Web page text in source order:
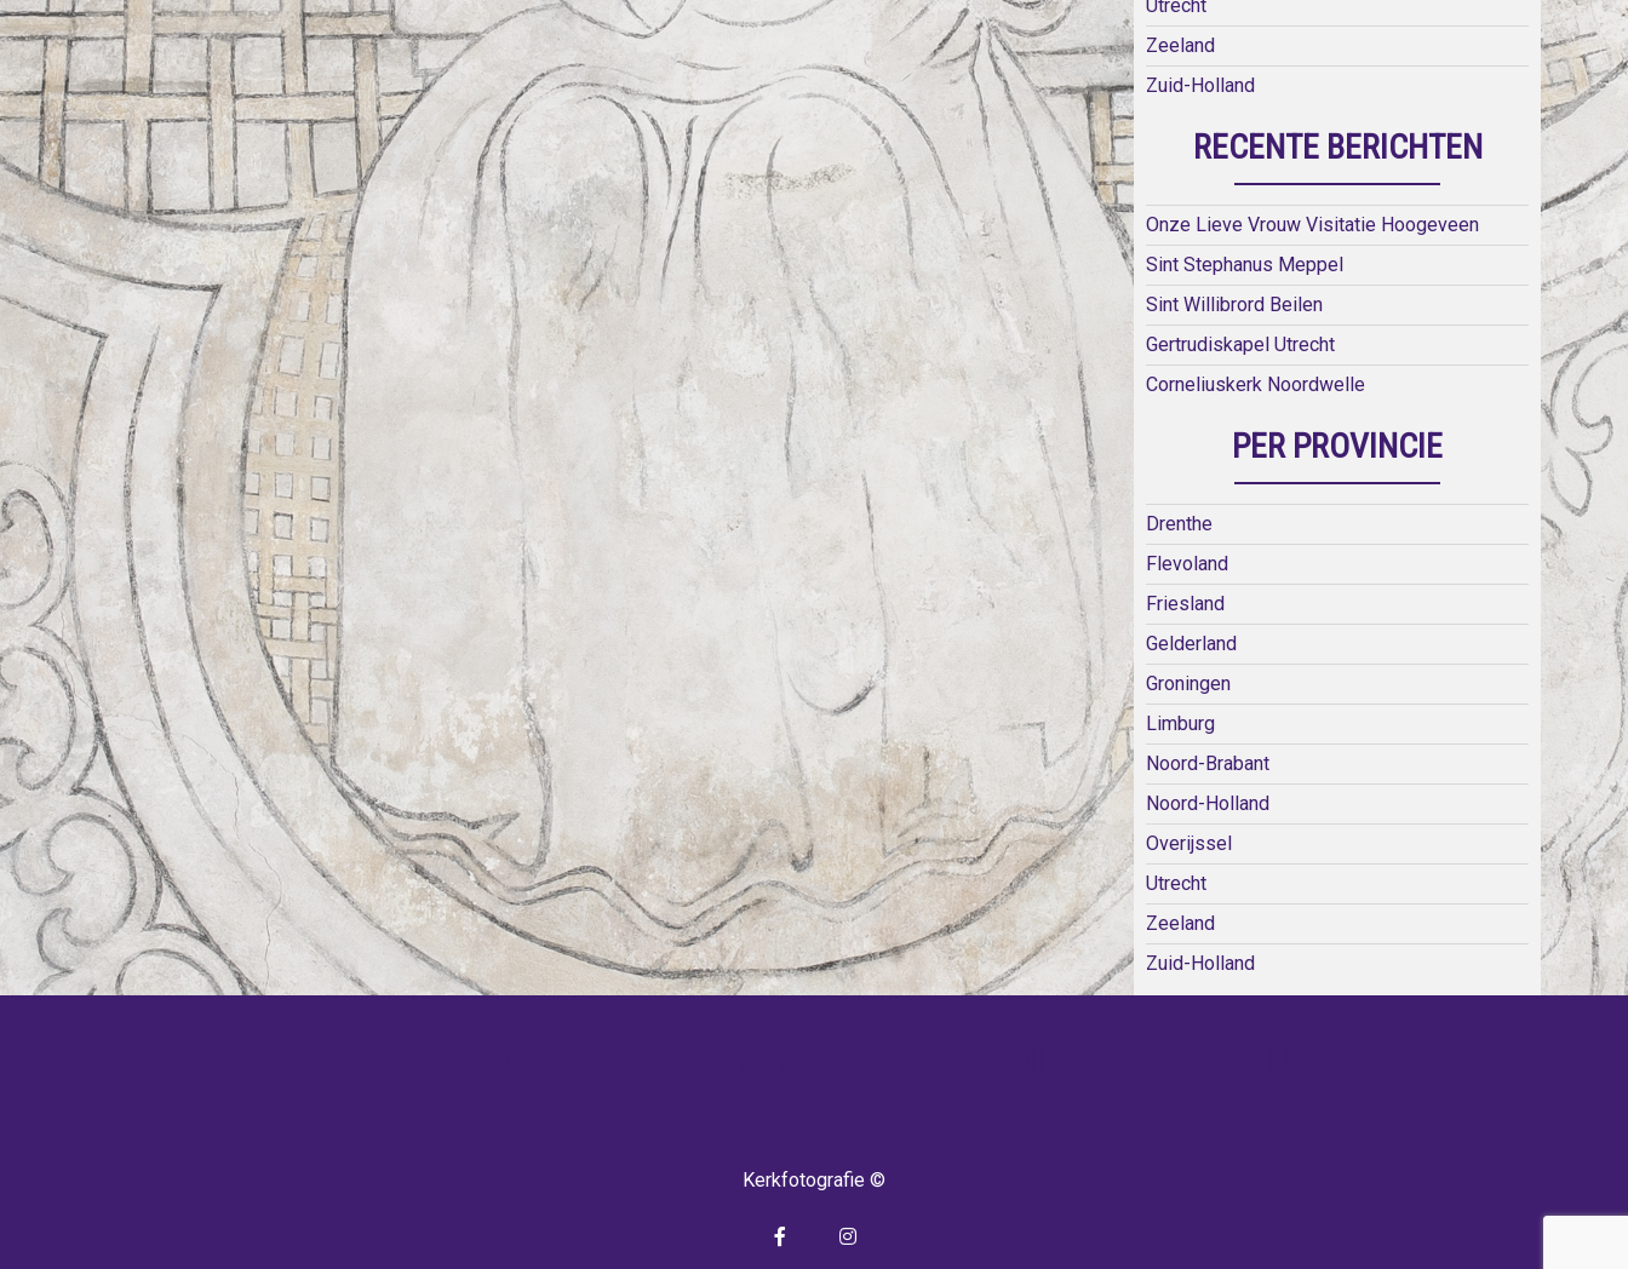
Utrecht
Zeeland
Zuid-Holland
RECENTE BERICHTEN
Onze Lieve Vrouw Visitatie Hoogeveen
Sint Stephanus Meppel
Sint Willibrord Beilen
Gertrudiskapel Utrecht
Corneliuskerk Noordwelle
PER PROVINCIE
Drenthe
Flevoland
Friesland
Gelderland
Groningen
Limburg
Noord-Brabant
Noord-Holland
Overijssel
Utrecht
Zeeland
Zuid-Holland
Kerkfotografie ©